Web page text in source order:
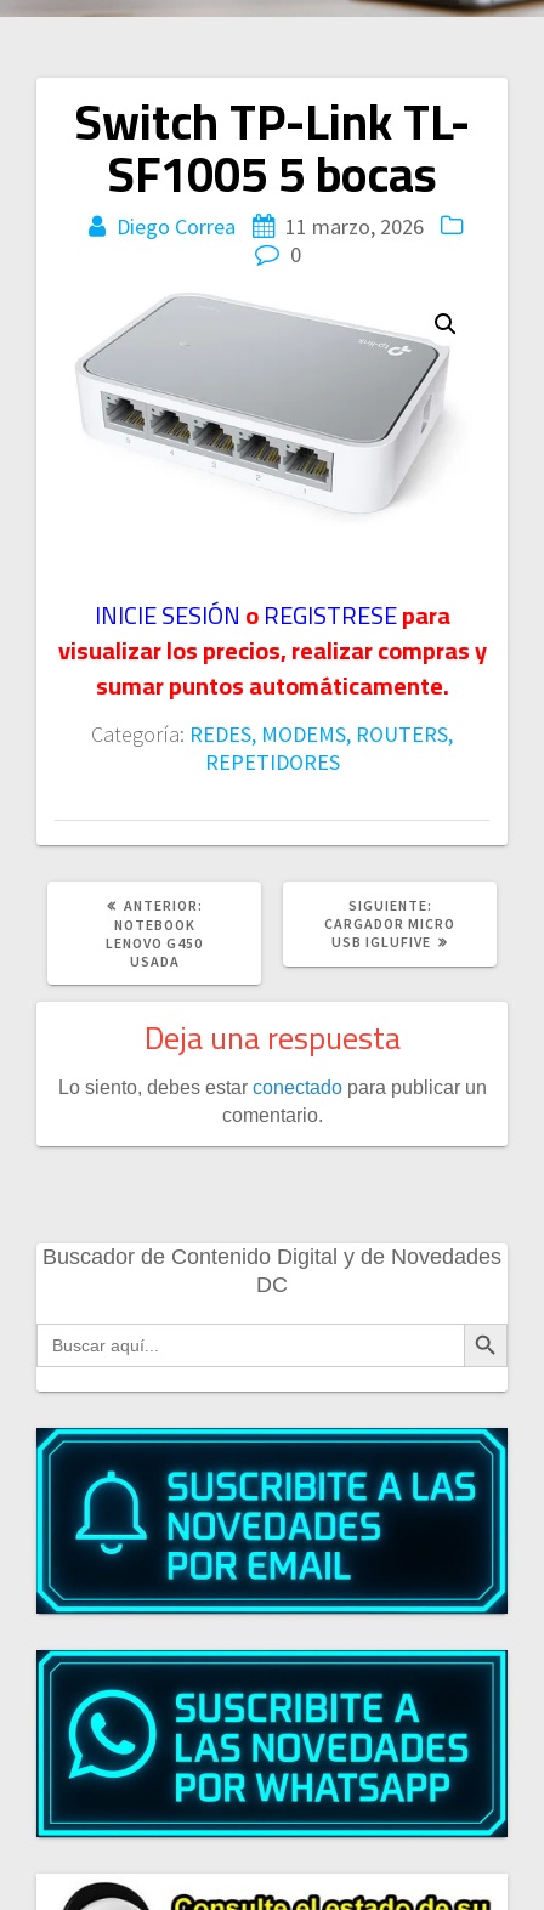
Switch TP-Link TL-
SF1005 5 bocas
Diego Correa
11 marzo, 2026
0
INICIE SESIÓNoREGISTRESEpara
visualizar los precios, realizar compras y
sumar puntos automáticamente.
Categoría: REDES, MODEMS, ROUTERS,
REPETIDORES
Navegación
entradas
ANTERIOR:
NOTEBOOK
LENOVO G450
USADA
SIGUIENTE:
POST:
CARGADOR MICRO
USB IGLUFIVE
Deja una respuesta
Lo siento, debes estar conectadopara publicar un
comentario.
Buscador de Contenido Digital y de Novedades
DC
Buscar: Botón de búsqueda